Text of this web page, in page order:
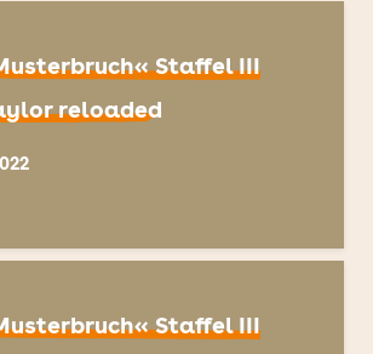
Staffel III
reloaded
Staffel III